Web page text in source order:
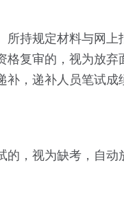
持规定材料与网
复审的，视为放
，递补人员笔试
，视为缺考，自